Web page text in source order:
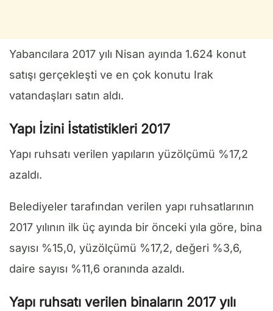
Yabancılara 2017 yılı Nisan ayında 1.624 konut
satışı gerçekleşti ve en çok konutu Irak
vatandaşları satın aldı.
Yapı İzini İstatistikleri 2017
Yapı ruhsatı verilen yapıların yüzölçümü %17,2
azaldı.
Belediyeler tarafından verilen yapı ruhsatlarının
2017 yılının ilk üç ayında bir önceki yıla göre, bina
sayısı %15,0, yüzölçümü %17,2, değeri %3,6,
daire sayısı %11,6 oranında azaldı.
Yapı ruhsatı verilen binaların 2017 yılı